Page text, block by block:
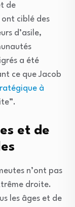
de
ont ciblé des
d’asile,
a été
ce que Jacob
à
et de
n’ont pas
droite.
les âges et de